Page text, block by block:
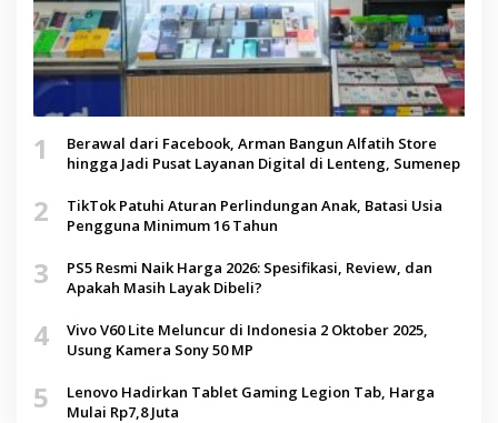
1
Berawal dari Facebook, Arman Bangun Alfatih Store
hingga Jadi Pusat Layanan Digital di Lenteng, Sumenep
2
TikTok Patuhi Aturan Perlindungan Anak, Batasi Usia
Pengguna Minimum 16 Tahun
3
PS5 Resmi Naik Harga 2026: Spesifikasi, Review, dan
Apakah Masih Layak Dibeli?
4
Vivo V60 Lite Meluncur di Indonesia 2 Oktober 2025,
Usung Kamera Sony 50 MP
5
Lenovo Hadirkan Tablet Gaming Legion Tab, Harga
Mulai Rp7,8 Juta